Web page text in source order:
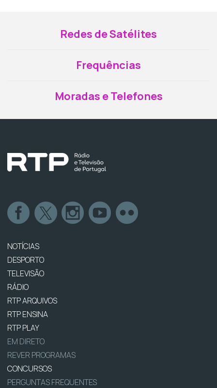
Redes de Satélites
Frequências
Moradas e Telefones
NOTÍCIAS
DESPORTO
TELEVISÃO
RÁDIO
RTP ARQUIVOS
RTP ENSINA
RTP PLAY
EM DIRETO
REVER PROGRAMAS
CONCURSOS
PERGUNTAS FREQUENTES